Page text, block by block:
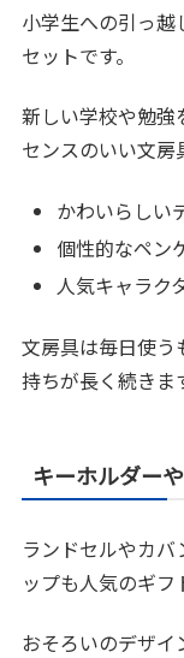
小学生への引っ
セットです。
新しい学校や勉強
センスのいい文房
かわいらしい
個性的なペン
人気キャラク
文房具は毎日使う
持ちが長く続きま
キーホルダー
ランドセルやカ
ップも人気のギフ
おそろいのデザ